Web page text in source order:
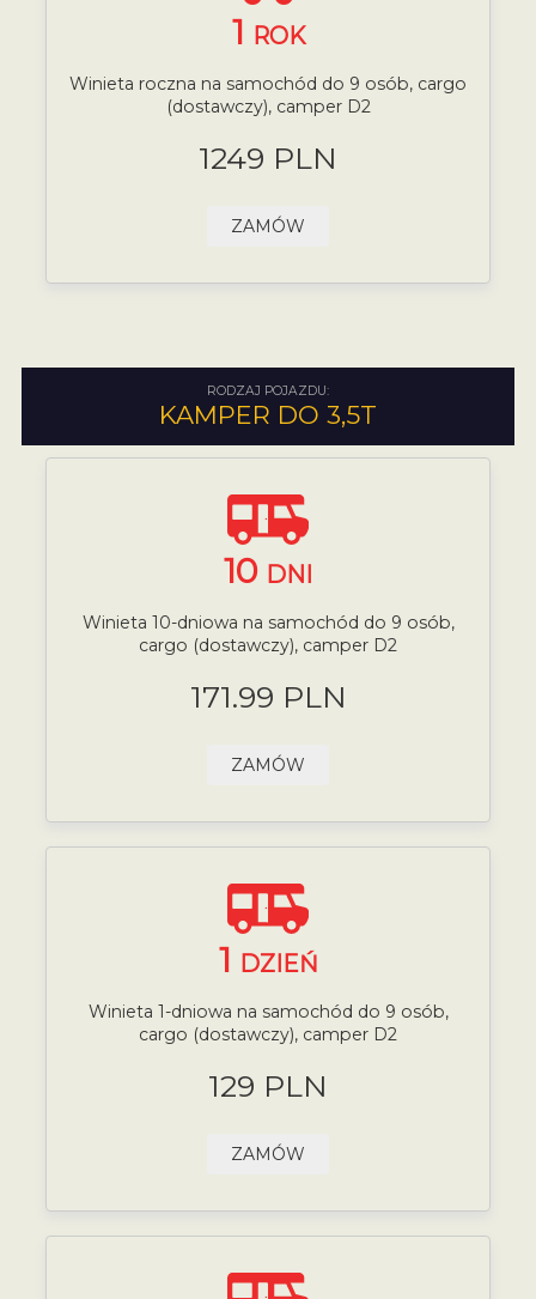
1 ROK
Winieta roczna na samochód do 9 osób, cargo
(dostawczy), camper D2
1249 PLN
ZAMÓW
RODZAJ POJAZDU:
KAMPER DO 3,5T
10 DNI
Winieta 10-dniowa na samochód do 9 osób,
cargo (dostawczy), camper D2
171.99 PLN
ZAMÓW
1 DZIEŃ
Winieta 1-dniowa na samochód do 9 osób,
cargo (dostawczy), camper D2
129 PLN
ZAMÓW